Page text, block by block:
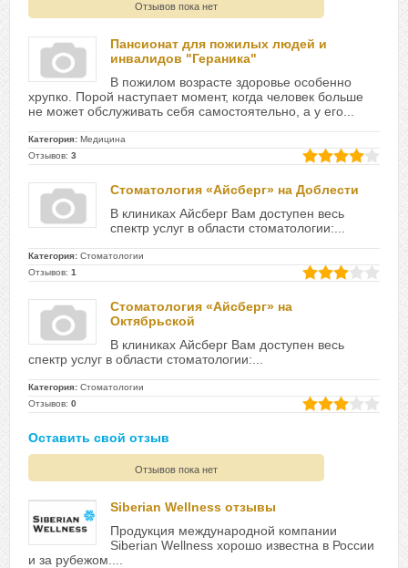
Отзывов пока нет
Пансионат для пожилых людей и
инвалидов "Гераника"
В пожилом возрасте здоровье особенно
хрупко. Порой наступает момент, когда человек больше
не может обслуживать себя самостоятельно, а у его...
Категория: Медицина
Отзывов: 3
Стоматология «Айсберг» на Доблести
В клиниках Айсберг Вам доступен весь
спектр услуг в области стоматологии:...
Категория: Стоматологии
Отзывов: 1
Стоматология «Айсберг» на
Октябрьской
В клиниках Айсберг Вам доступен весь
спектр услуг в области стоматологии:...
Категория: Стоматологии
Отзывов: 0
Оставить свой отзыв
Отзывов пока нет
Siberian Wellness отзывы
Продукция международной компании
Siberian Wellness хорошо известна в России
и за рубежом....